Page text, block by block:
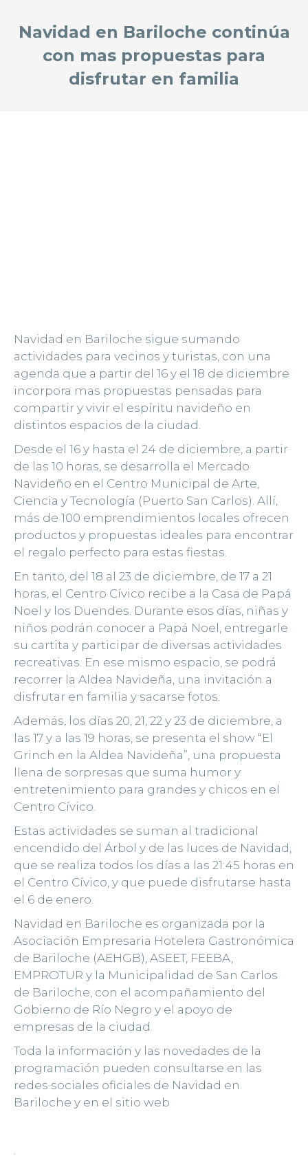
Navidad en Bariloche continúa
con mas propuestas para
disfrutar en familia
Navidad en Bariloche sigue sumando
actividades para vecinos y turistas, con una
agenda que a partir del 16 y el 18 de diciembre
incorpora mas propuestas pensadas para
compartir y vivir el espíritu navideño en
distintos espacios de la ciudad.
Desde el 16 y hasta el 24 de diciembre, a partir
de las 10 horas, se desarrolla el Mercado
Navideño en el Centro Municipal de Arte,
Ciencia y Tecnología (Puerto San Carlos). Allí,
más de 100 emprendimientos locales ofrecen
productos y propuestas ideales para encontrar
el regalo perfecto para estas fiestas.
En tanto, del 18 al 23 de diciembre, de 17 a 21
horas, el Centro Cívico recibe a la Casa de Papá
Noel y los Duendes. Durante esos días, niñas y
niños podrán conocer a Papá Noel, entregarle
su cartita y participar de diversas actividades
recreativas. En ese mismo espacio, se podrá
recorrer la Aldea Navideña, una invitación a
disfrutar en familia y sacarse fotos.
Además, los días 20, 21, 22 y 23 de diciembre, a
las 17 y a las 19 horas, se presenta el show “El
Grinch en la Aldea Navideña”, una propuesta
llena de sorpresas que suma humor y
entretenimiento para grandes y chicos en el
Centro Cívico.
Estas actividades se suman al tradicional
encendido del Árbol y de las luces de Navidad,
que se realiza todos los días a las 21:45 horas en
el Centro Cívico, y que puede disfrutarse hasta
el 6 de enero.
Navidad en Bariloche es organizada por la
Asociación Empresaria Hotelera Gastronómica
de Bariloche (AEHGB), ASEET, FEEBA,
EMPROTUR y la Municipalidad de San Carlos
de Bariloche, con el acompañamiento del
Gobierno de Río Negro y el apoyo de
empresas de la ciudad.
Toda la información y las novedades de la
programación pueden consultarse en las
redes sociales oficiales de Navidad en
Bariloche y en el sitio web
.